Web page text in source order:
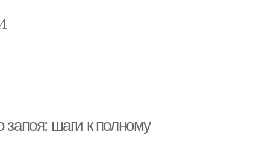
запоя: шаги к полному